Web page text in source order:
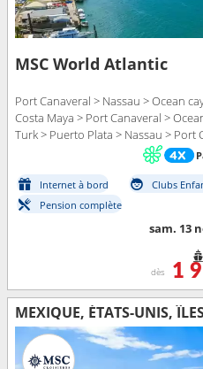
MSC World Atlantic
Port Canaveral > Nassau > Ocean
Costa Maya > Port Canaveral >
Turk > Puerto Plata > Nassau > Port
Internet à bord Clubs
Pension complète
sam. 13
dès 1